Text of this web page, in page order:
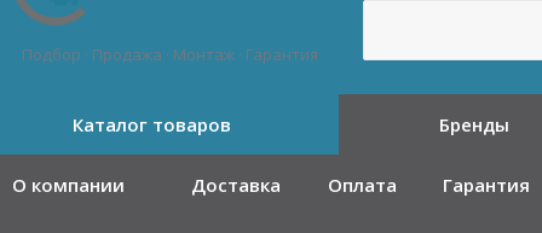
Подбор · Продажа · Монтаж · Гарантия
Каталог товаров Бренды
О компании Доставка Оплата Гарантия